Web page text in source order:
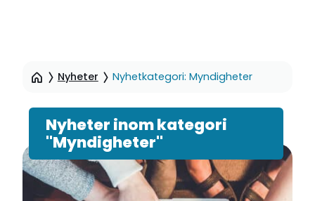
sidinnehåll
Nyheter Nyhetkategori: Myndigheter
Nyheter inom kategori
"Myndigheter"